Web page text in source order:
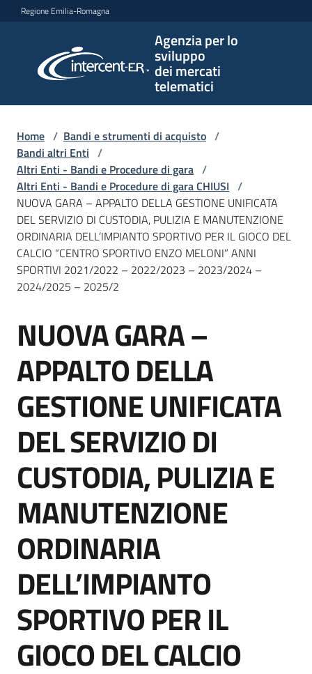
Vai al contenuto
Vai alla navigazione
Vai al footer
Regione Emilia-Romagna
Agenzia per lo
sviluppo
dei mercati
telematici
per lo
sviluppo
telematici
L'Agenzia
Bandi
e
strumenti
acquisto
Supporto
Piattaforme
telematiche
English
site
Seguici
su
Home / Bandi e strumenti di acquisto /
Bandi altri Enti /
Altri Enti - Bandi e Procedure di gara /
Altri Enti - Bandi e Procedure di gara CHIUSI /
NUOVA GARA – APPALTO DELLA GESTIONE UNIFICATA
DEL SERVIZIO DI CUSTODIA, PULIZIA E MANUTENZIONE
ORDINARIA DELL’IMPIANTO SPORTIVO PER IL GIOCO DEL
CALCIO “CENTRO SPORTIVO ENZO MELONI” ANNI
SPORTIVI 2021/2022 – 2022/2023 – 2023/2024 –
2024/2025 – 2025/2
Salta al contenuto
NUOVA GARA –
APPALTO DELLA
GESTIONE UNIFICATA
DEL SERVIZIO DI
CUSTODIA, PULIZIA E
MANUTENZIONE
ORDINARIA
DELL’IMPIANTO
SPORTIVO PER IL
GIOCO DEL CALCIO